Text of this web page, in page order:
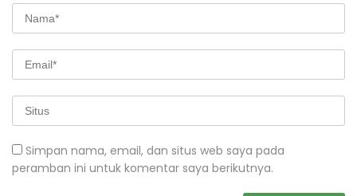
Simpan nama, email, dan situs web saya pada
peramban ini untuk komentar saya berikutnya.